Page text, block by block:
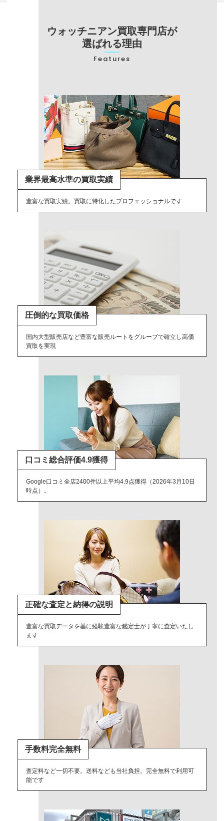
ウォッチニアン買取専門店が
選ばれる理由
Features
業界最高水準の買取実績
豊富な買取実績。買取に特化したプロフェッショナルです
圧倒的な買取価格
国内大型販売店など豊富な販売ルートをグループで確立し高価
買取を実現
口コミ総合評価4.9獲得
Google口コミ全店2400件以上平均4.9点獲得（2026年3月10日
時点）。
正確な査定と納得の説明
豊富な買取データを基に経験豊富な鑑定士が丁寧に査定いたし
ます
手数料完全無料
査定料など一切不要。送料なども当社負担。完全無料で利用可
能です